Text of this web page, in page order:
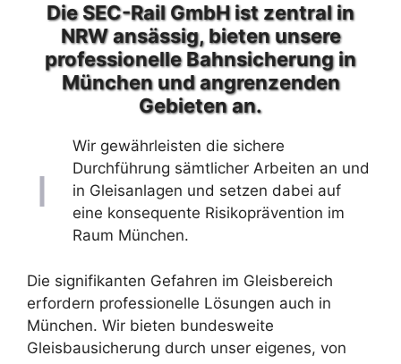
Die SEC-Rail GmbH ist zentral in
NRW ansässig, bieten unsere
professionelle Bahnsicherung in
München und angrenzenden
Gebieten an.
Wir gewährleisten die sichere
Durchführung sämtlicher Arbeiten an und
in Gleisanlagen und setzen dabei auf
eine konsequente Risikoprävention im
Raum München.
Die signifikanten Gefahren im Gleisbereich
erfordern professionelle Lösungen auch in
München. Wir bieten bundesweite
Gleisbausicherung durch unser eigenes, von